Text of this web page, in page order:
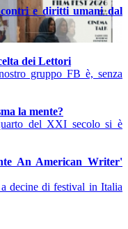
e diritti umani dal
dei Lettori
gruppo FB è, senza
la mente?
del XXI secolo si è
An American Writer'
decine di festival in Italia